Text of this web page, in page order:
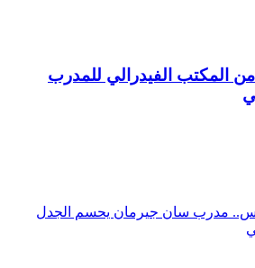
من المكتب الفيدرالي للمدرب
مدرب سان جيرمان يحسم الجدل